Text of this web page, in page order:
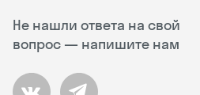
Не нашли ответа на свой
вопрос — напишите нам